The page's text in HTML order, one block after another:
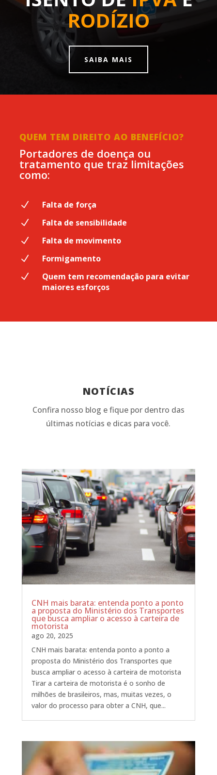
RODÍZIO
SAIBA MAIS
QUEM TEM DIREITO AO BENEFÍCIO?
Portadores de doença ou
tratamento que traz limitações
como:
N
Falta de força
N
Falta de sensibilidade
N
Falta de movimento
N
Formigamento
N
Quem tem recomendação para evitar
maiores esforços
NOTÍCIAS
Confira nosso blog e fique por dentro das
últimas notícias e dicas para você.
CNH mais barata: entenda ponto a ponto
a proposta do Ministério dos Transportes
que busca ampliar o acesso à carteira de
motorista
ago 20, 2025
CNH mais barata: entenda ponto a ponto a
proposta do Ministério dos Transportes que
busca ampliar o acesso à carteira de motorista
Tirar a carteira de motorista é o sonho de
milhões de brasileiros, mas, muitas vezes, o
valor do processo para obter a CNH, que...